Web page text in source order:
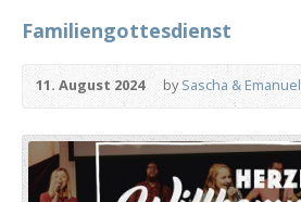
Familiengottesdienst
11. August 2024 bySascha & Emanuel